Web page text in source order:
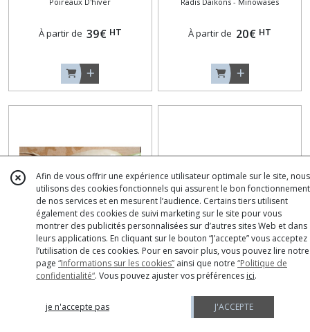
À partir de 39€ HT À partir de 20€ HT
Radis Blanc - Minowase
White Icicle BIO (code
846999)
Radis Daikons - Minowases
À partir de 19€ HT
Radis Blanc - Minowase
Daikon BIO (code 844448)
Radis Daikons - Minowases
À partir de 19€
Afin de vous offrir une expérience utilisateur optimale sur le site, nous
utilisons des cookies fonctionnels qui assurent le bon fonctionnement
de nos services et en mesurent l’audience. Certains tiers utilisent
également des cookies de suivi marketing sur le site pour vous
montrer des publicités personnalisées sur d’autres sites Web et dans
leurs applications. En cliquant sur le bouton “J’accepte” vous acceptez
l’utilisation de ces cookies. Pour en savoir plus, vous pouvez lire notre
page “Informations sur les cookies” ainsi que notre “Politique de
confidentialité“. Vous pouvez ajuster vos préférences ici.
je n'accepte pas J'ACCEPTE